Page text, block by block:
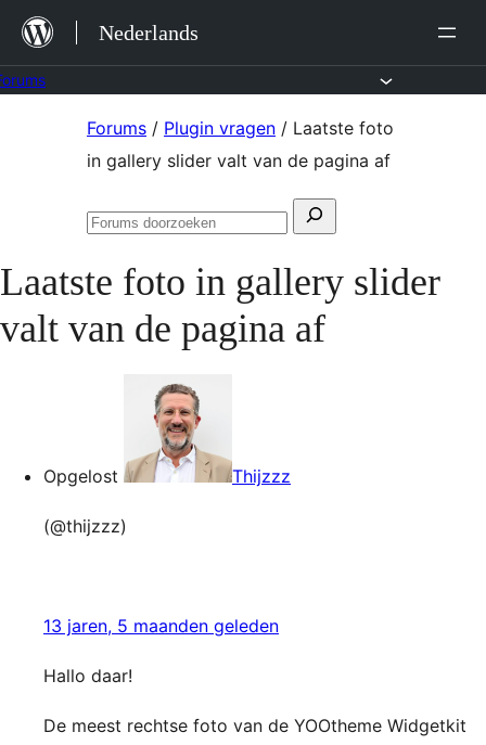
naar
de
Nederlands
Forums / Plugin vragen / Laatste foto
in gallery slider valt van de pagina af
Zoeken
Forums
Laatste foto in gallery slider
valt van de pagina af
Opgelost Thijzzz
(@thijzzz)
13 jaren, 5 maanden geleden
Hallo daar!
De meest rechtse foto van de YOOtheme Widgetkit